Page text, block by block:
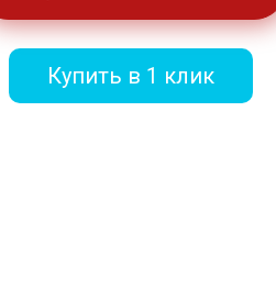
Купить в 1 клик